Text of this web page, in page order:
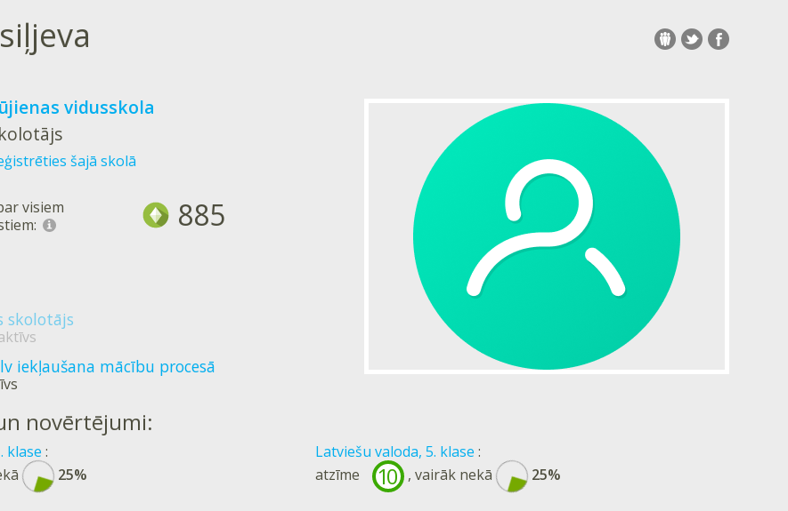
vidusskola
šajā skolā
visiem
885
skolotājs
iekļaušana mācību procesā
novērtējumi:
klase :
25%
Latviešu valoda, 5. klase :
atzīme
10 , vairāk nekā 25%